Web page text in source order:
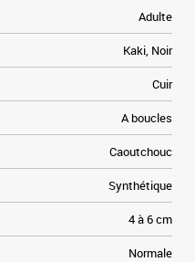
Adulte
Kaki, Noir
Cuir
A boucles
Caoutchouc
Synthétique
4 à 6 cm
Normale